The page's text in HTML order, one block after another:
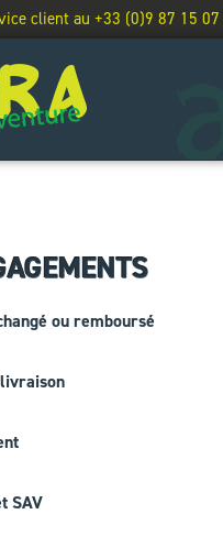
client au +33 (0)9 87 15
ou remboursé
SAV